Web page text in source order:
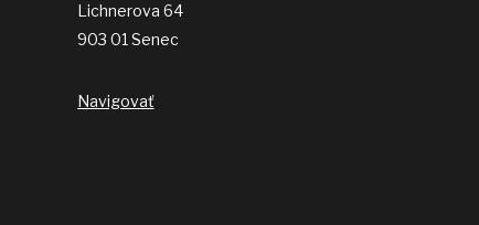
Lichnerova 64
903 01 Senec
Navigovať